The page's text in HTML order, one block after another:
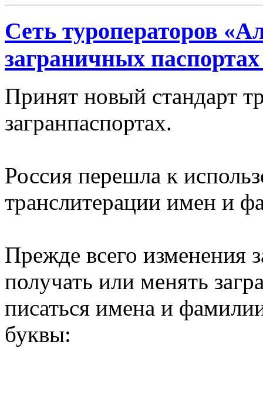
Сеть туроператоров
заграничных
Принят новый стандарт
загранпаспортах.
Россия перешла к
транслитерации имен и
Прежде всего изменения
получать или менять
писаться имена и
буквы: